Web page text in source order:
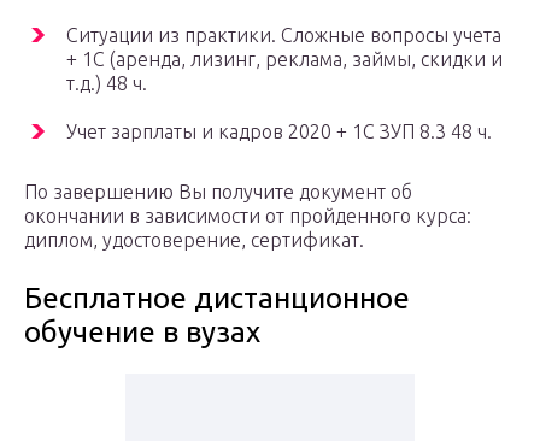
Ситуации из практики. Сложные вопросы учета
+ 1С (аренда, лизинг, реклама, займы, скидки и
т.д.) 48 ч.
Учет зарплаты и кадров 2020 + 1С ЗУП 8.3 48 ч.
По завершению Вы получите документ об
окончании в зависимости от пройденного курса:
диплом, удостоверение, сертификат.
Бесплатное дистанционное
обучение в вузах